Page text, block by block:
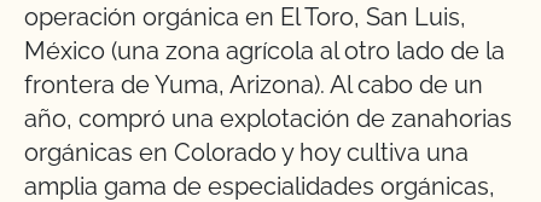
operación orgánica en El Toro, San Luis,
México (una zona agrícola al otro lado de la
frontera de Yuma, Arizona). Al cabo de un
año, compró una explotación de zanahorias
orgánicas en Colorado y hoy cultiva una
amplia gama de especialidades orgánicas,